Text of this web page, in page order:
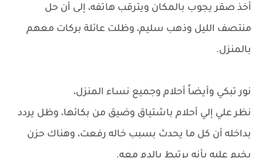
أخذ صقر يجوب بالمكان ويترقب هاتفه، إلى أن حل
منتصف الليل وذهب سليم، وظلت عائلة بركات معهم
بالمنزل.
نور تبكي وأيضاً أحلام وجميع نساء المنزل،
نظر علي إلي أحلام باشتياق وضيق من بكائها، وظل يردد
بداخله أن كل ما يحدث بسبب خاله رفعت، وهناك حزن
يخيم عليه بأنه يرتبط بالدم معه.